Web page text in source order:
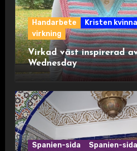
Handarbete
Kristen
virkning
Virkad väst inspirerad
Wednesday
Spanien-sida Spanien-